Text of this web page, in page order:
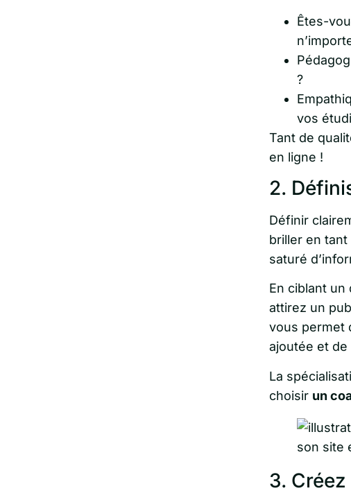
Êtes-
?
vos
Tant de
en ligne !
2.
Définir
briller en
saturé
En ciblant
attirez un
vous permet
ajoutée et
La
choisir un
3.